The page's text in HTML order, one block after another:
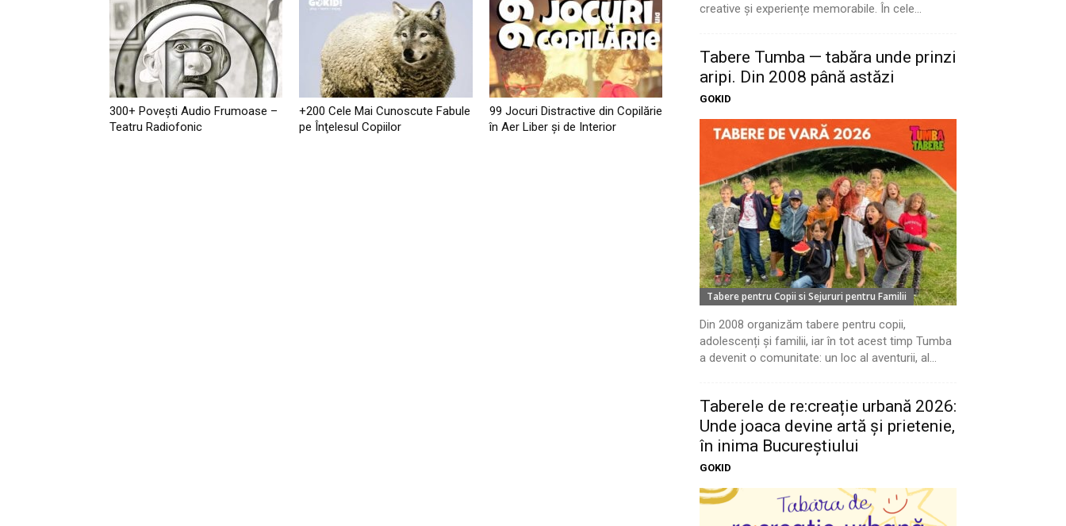
300+ Povești Audio Frumoase –
Teatru Radiofonic
+200 Cele Mai Cunoscute Fabule
pe Înţelesul Copiilor
99 Jocuri Distractive din Copilărie
în Aer Liber şi de Interior
creative și experiențe memorabile. În cele...
Tabere Tumba — tabăra unde prinzi
aripi. Din 2008 până astăzi
GOKID
Tabere pentru Copii si Sejururi pentru Familii
Din 2008 organizăm tabere pentru copii,
adolescenți și familii, iar în tot acest timp Tumba
a devenit o comunitate: un loc al aventurii, al...
Taberele de re:creație urbană 2026:
Unde joaca devine artă și prietenie,
în inima Bucureștiului
GOKID